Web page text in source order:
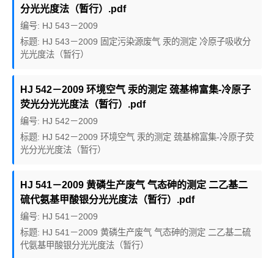
分光光度法（暂行）.pdf
编号: HJ 543－2009
标题: HJ 543－2009 固定污染源废气 汞的测定 冷原子吸收分
光光度法（暂行）
HJ 542－2009 环境空气 汞的测定 巯基棉富集-冷原子
荧光分光光度法（暂行）.pdf
编号: HJ 542－2009
标题: HJ 542－2009 环境空气 汞的测定 巯基棉富集-冷原子荧
光分光光度法（暂行）
HJ 541－2009 黄磷生产废气 气态砷的测定 二乙基二
硫代氨基甲酸银分光光度法（暂行）.pdf
编号: HJ 541－2009
标题: HJ 541－2009 黄磷生产废气 气态砷的测定 二乙基二硫
代氨基甲酸银分光光度法（暂行）